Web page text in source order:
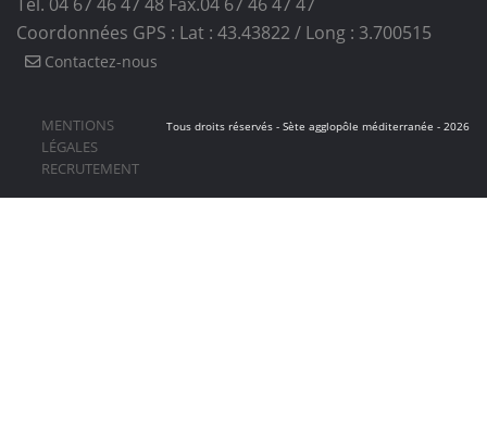
Coordonnées GPS : Lat : 43.43822 / Long : 3.700515
Contactez-nous
Tous droits réservés - Sète agglopôle méditerranée - 2026
MENTIONS
LÉGALES
RECRUTEMENT